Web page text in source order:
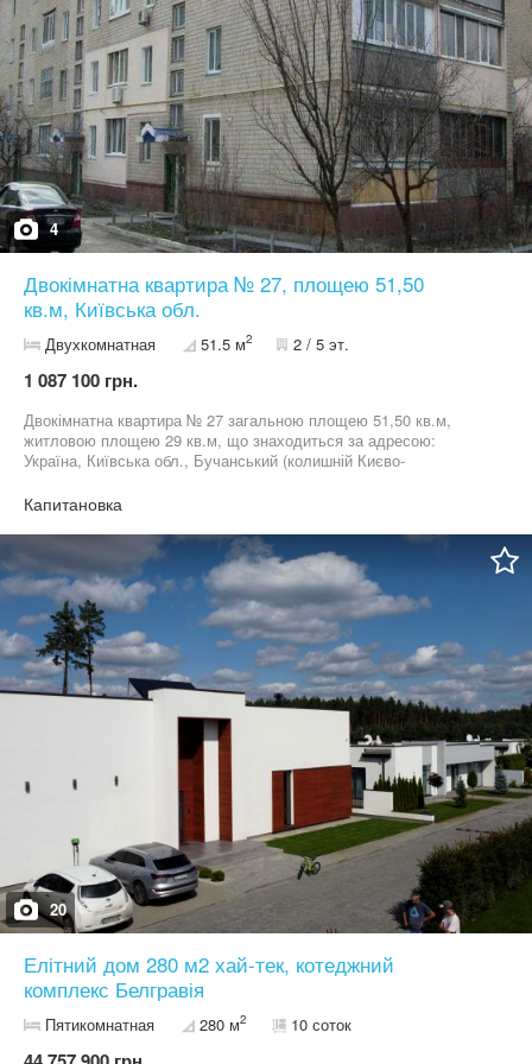
4
Двокімнатна квартира № 27, площею 51,50
кв.м, Київська обл.
Двухкомнатная 51.5 м2 2 / 5 эт.
1 087 100 грн.
Двокімнатна квартира № 27 загальною площею 51,50 кв.м,
житловою площею 29 кв.м, що знаходиться за адресою:
Україна, Київська обл., Бучанський (колишній Києво-
вказане в цьому оголошенні, виставлено на продаж на умовах
для участі в аукціоні, та умови за посиланням -
auction.org.ua/a/NLE001-UA-2026_0205-62132 Період подання
пропозицій до 05.03.2026 / 20:00 Період аукціону (з) 06.03.2026 /
11:20 Супровід та консультації за телефонами, вказаними на
сайті auction.org.ua Маємо ще більше пропозицій для Вас на
auction.org.ua
Капитановка
20
Елітний дом 280 м2 хай-тек, котеджний
комплекс Белгравія
Пятикомнатная 280 м2 10 соток